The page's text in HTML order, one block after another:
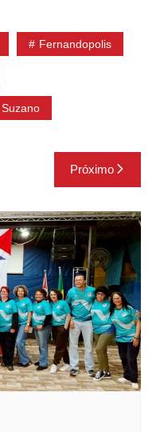
Fernandopolis
Suzano
Próximo